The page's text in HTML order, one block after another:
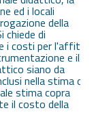
ed i locali
della
chiede di
i costi per l'affitto
e il
siano da
nella stima di €
stima copra
il costo della